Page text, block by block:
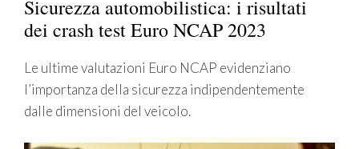
Sicurezza automobilistica: i risultati
dei crash test Euro NCAP 2023
Le ultime valutazioni Euro NCAP evidenziano
l’importanza della sicurezza indipendentemente
dalle dimensioni del veicolo.